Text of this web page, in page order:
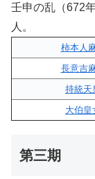
壬申の乱（672
人。
柿本人
長意吉
持統天
大伯皇
第三期